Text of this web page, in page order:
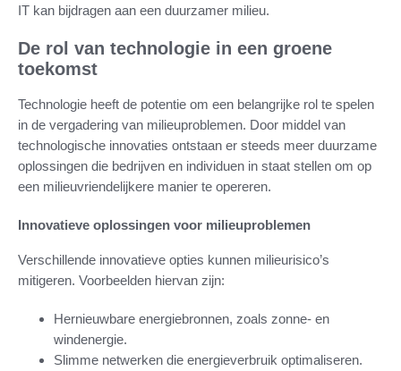
IT kan bijdragen aan een duurzamer milieu.
De rol van technologie in een groene
toekomst
Technologie heeft de potentie om een belangrijke rol te spelen
in de vergadering van milieuproblemen. Door middel van
technologische innovaties ontstaan er steeds meer duurzame
oplossingen die bedrijven en individuen in staat stellen om op
een milieuvriendelijkere manier te opereren.
Innovatieve oplossingen voor milieuproblemen
Verschillende innovatieve opties kunnen milieurisico’s
mitigeren. Voorbeelden hiervan zijn:
Hernieuwbare energiebronnen, zoals zonne- en
windenergie.
Slimme netwerken die energieverbruik optimaliseren.